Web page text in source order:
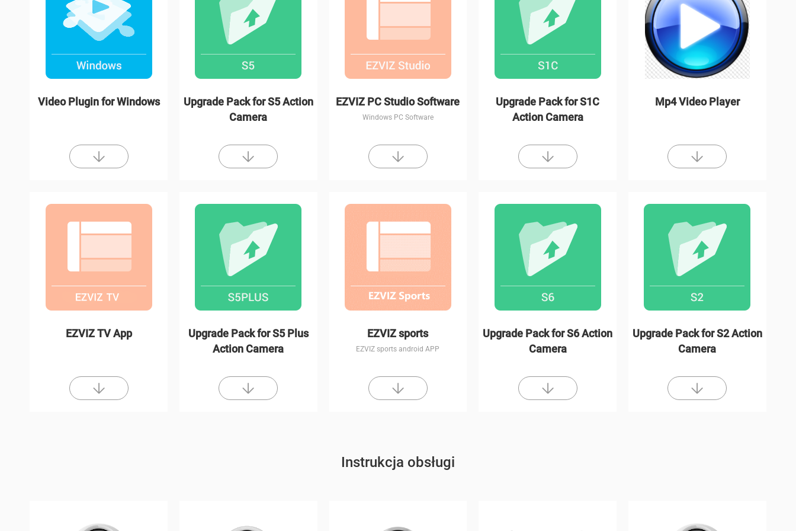
Video Plugin for Windows
Upgrade Pack for S5 Action
Camera
EZVIZ PC Studio Software
Windows PC Software
Upgrade Pack for S1C
Action Camera
Mp4 Video Player
EZVIZ TV App
Upgrade Pack for S5 Plus
Action Camera
EZVIZ sports
EZVIZ sports android APP
Upgrade Pack for S6 Action
Camera
Upgrade Pack for S2 Action
Camera
Instrukcja obsługi